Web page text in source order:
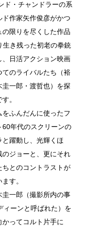
ド・チャンドラーの系
作家矢作俊彦がかつ
限りを尽くした作品
生き残った初老の拳銃
日活アクション映画
のライバルたち（裕
一郎・渡哲也）を探
。
ふんだんに使ったフ
60年代のスクリーンの
躍動し、光輝くほ
のジョーと、更にそれ
とのコントラストが
す。
一郎（撮影所内の事
ーンと呼ばれた）を
ってコルト片手に